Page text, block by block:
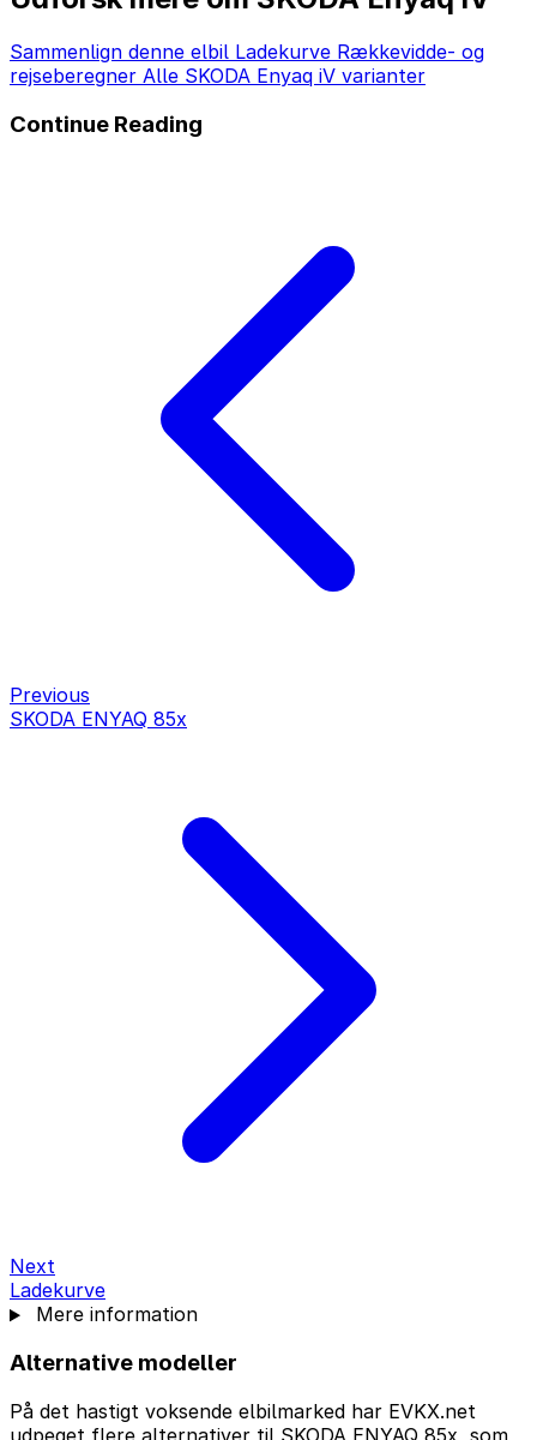
Sammenlign denne elbil Ladekurve Rækkevidde- og
rejseberegner Alle SKODA Enyaq iV varianter
Continue Reading
Previous
SKODA ENYAQ 85x
Next
Ladekurve
Mere information
Alternative modeller
På det hastigt voksende elbilmarked har EVKX.net
udpeget flere alternativer til SKODA ENYAQ 85x, som